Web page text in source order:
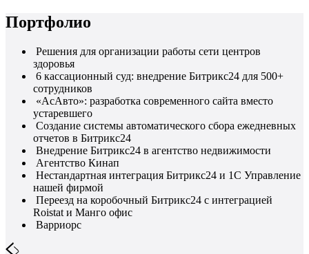
Портфолио
Решения для организации работы сети центров
здоровья
6 кассационный суд: внедрение Битрикс24 для 500+
сотрудников
«АсАвто»: разработка современного сайта вместо
устаревшего
Создание системы автоматического сбора ежедневных
отчетов в Битрикс24
Внедрение Битрикс24 в агентство недвижимости
Агентство Кинап
Нестандартная интеграция Битрикс24 и 1С Управление
нашей фирмой
Переезд на коробочный Битрикс24 с интеграцией
Roistat и Манго офис
Варриорс